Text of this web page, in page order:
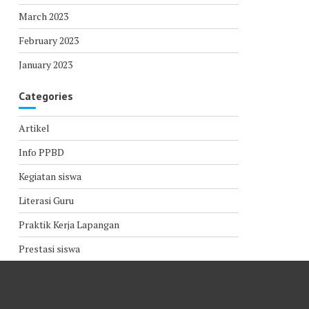
March 2023
February 2023
January 2023
Categories
Artikel
Info PPBD
Kegiatan siswa
Literasi Guru
Praktik Kerja Lapangan
Prestasi siswa